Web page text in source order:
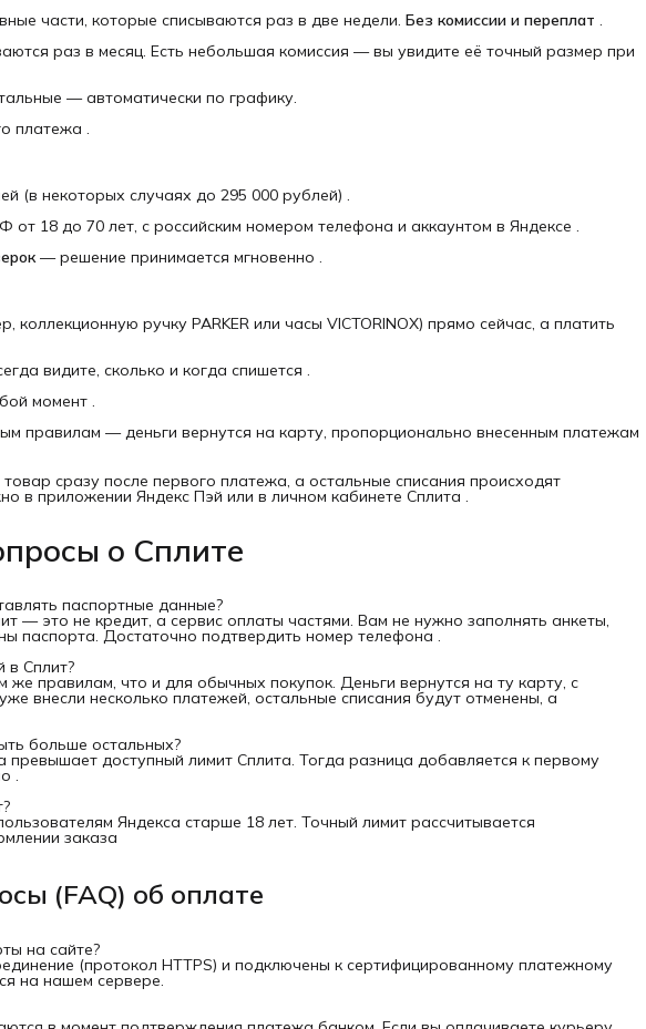
части, которые списываются раз в две недели. Без комиссии и переплат .
раз в месяц. Есть небольшая комиссия — вы увидите её точный размер при
— автоматически по графику.
платежа .
(в некоторых случаях до 295 000 рублей) .
от 18 до 70 лет, с российским номером телефона и аккаунтом в Яндексе .
— решение принимается мгновенно .
ручку PARKER или часы VICTORINOX) прямо сейчас, а платить
видите, сколько и когда спишется .
момент .
правилам — деньги вернутся на карту, пропорционально внесенным платежам
сразу после первого платежа, а остальные списания происходят
в приложении Яндекс Пэй или в личном кабинете Сплита .
о Сплите
паспортные данные?
— это не кредит, а сервис оплаты частями. Вам не нужно заполнять анкеты,
паспорта. Достаточно подтвердить номер телефона .
в Сплит?
же правилам, что и для обычных покупок. Деньги вернутся на ту карту, с
внесли несколько платежей, остальные списания будут отменены, а
больше остальных?
превышает доступный лимит Сплита. Тогда разница добавляется к первому
.
Яндекса старше 18 лет. Точный лимит рассчитывается
заказа
(FAQ) об оплате
на сайте?
(протокол HTTPS) и подключены к сертифицированному платежному
на нашем сервере.